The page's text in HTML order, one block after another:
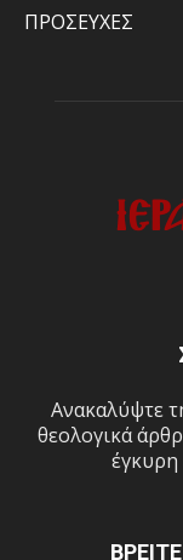
ΠΡΟΣΕΥΧΕΣ
Ανακαλύψτε
θεολογικά